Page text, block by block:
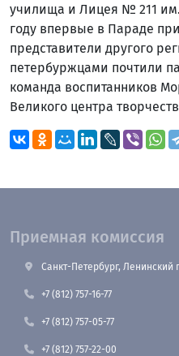
училища и Лицея № 211
году впервые в Параде
представители другого
петербуржцами почтили
команда воспитанников
Великого центра
Приемная комиссия
Санкт-Петербург, Ленинский
+7 (812) 757-16-77
+7 (812) 757-05-77
+7 (812) 757-22-00